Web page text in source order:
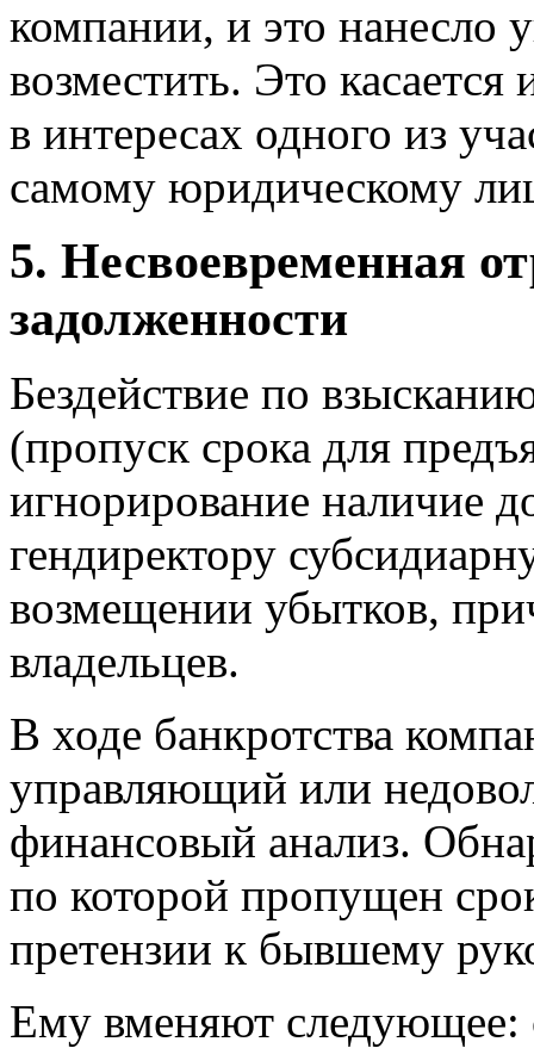
компании, и это нанесло
возместить. Это касается
в интересах одного из
самому юридическому
5. Несвоевременная
задолженности
Бездействие по
(пропуск срока для
игнорирование наличие
гендиректору
возмещении убытков,
владельцев.
В ходе банкротства
управляющий или
финансовый анализ.
по которой пропущен
претензии к бывшему
Ему вменяют следующее: